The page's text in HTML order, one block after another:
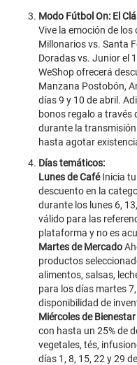
Modo Fútbol On: El
Vive la emoción de
Millonarios vs. Santa
Doradas vs. Junior el
WeShop ofrecerá
Manzana Postobón,
días 9 y 10 de abril.
bonos regalo a través
durante la
hasta agotar
Días temáticos:
Lunes de CaféInicia tu
descuento en la
durante los lunes 6,
válido para las
plataforma y no es
Martes de Mercado
productos
alimentos, salsas,
para los días martes
disponibilidad de
Miércoles de Bienestar
con hasta un 25% de
vegetales, tés,
días 1, 8, 15, 22 y 29